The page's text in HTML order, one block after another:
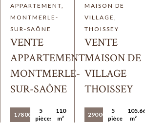
APPARTEMENT,
MONTMERLE-
SUR-SAÔNE
VENTE
APPARTEMENT
MONTMERLE-
SUR-SAÔNE
178 000 €
5
pièces
110
m²
MAISON DE
VILLAGE,
THOISSEY
VENTE
MAISON DE
VILLAGE
THOISSEY
290 000 €
5
pièces
105.66
m²